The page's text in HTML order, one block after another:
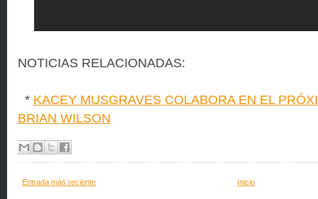
NOTICIAS RELACIONADAS:
* KACEY MUSGRAVES COLABORA EN EL
BRIAN WILSON
Entrada más reciente Inicio